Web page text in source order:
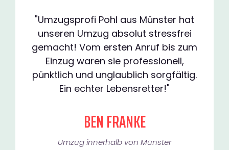
"Umzugsprofi Pohl aus Münster hat
unseren Umzug absolut stressfrei
gemacht! Vom ersten Anruf bis zum
Einzug waren sie professionell,
pünktlich und unglaublich sorgfältig.
Ein echter Lebensretter!"
BEN FRANKE
Umzug innerhalb von Münster​